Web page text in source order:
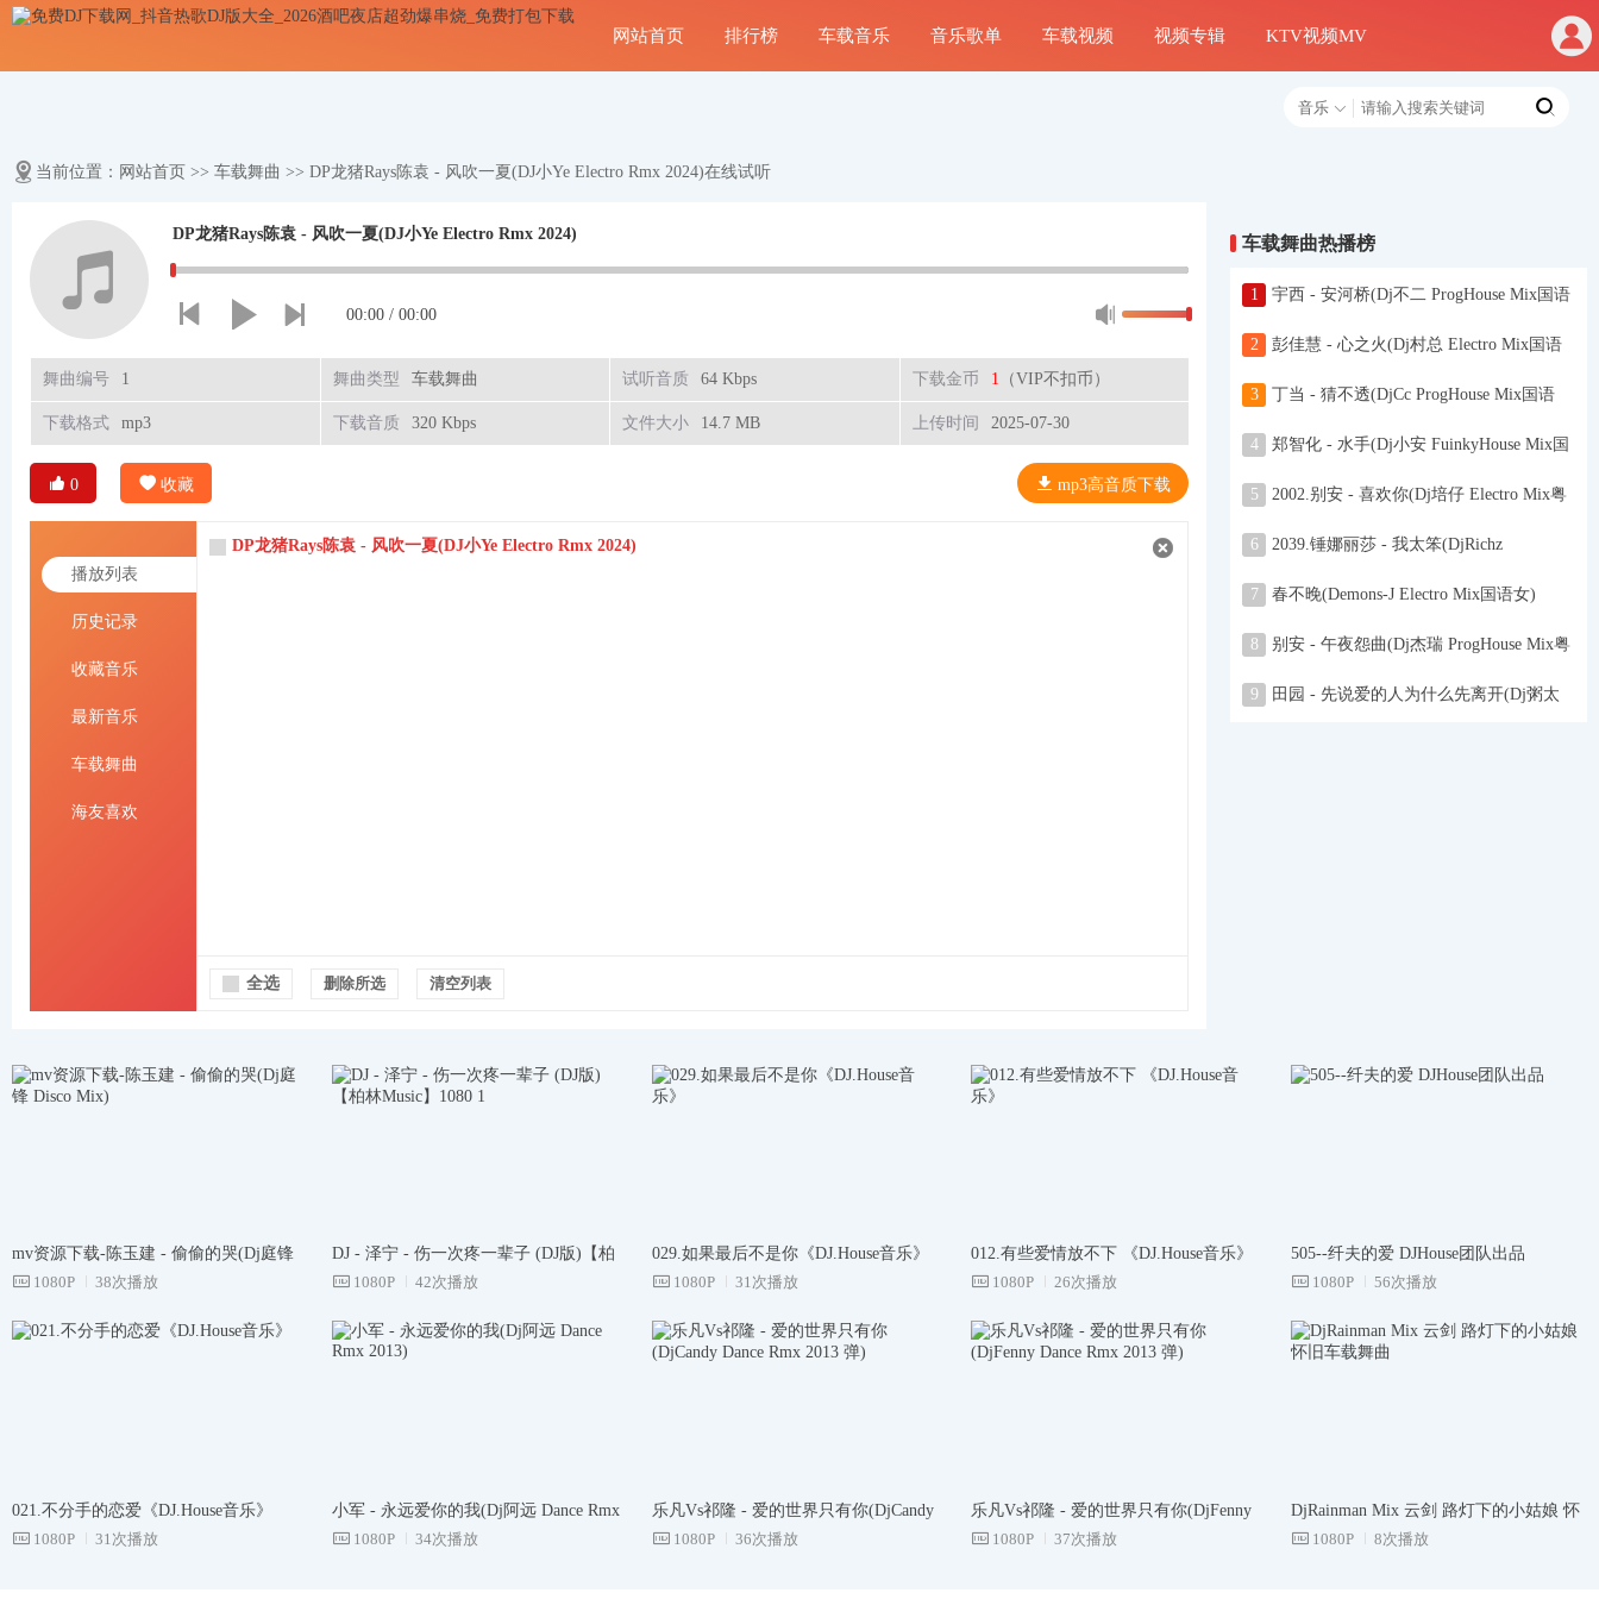
网站首页 排行榜 车载音乐 音乐歌单 车载视频 视频专辑 KTV视频MV
音乐
当前位置： 网站首页 >> 车载舞曲 >> DP龙猪Rays陈袁 - 风吹一夏(DJ小Ye Electro Rmx 2024)在线试听
DP龙猪Rays陈袁 - 风吹一夏(DJ小Ye Electro Rmx 2024)
00:00 / 00:00
舞曲编号 1 舞曲类型 车载舞曲 试听音质 64 Kbps 下载金币 1 （VIP不扣币）
下载格式 mp3 下载音质 320 Kbps 文件大小 14.7 MB 上传时间 2025-07-30
0 收藏 mp3高音质下载
播放列表
历史记录
收藏音乐
最新音乐
车载舞曲
海友喜欢
DP龙猪Rays陈袁 - 风吹一夏(DJ小Ye Electro Rmx 2024)
全选 删除所选 清空列表
车载舞曲热播榜
1
宇西 - 安河桥(Dj不二 ProgHouse Mix国语
2
彭佳慧 - 心之火(Dj村总 Electro Mix国语
3
丁当 - 猜不透(DjCc ProgHouse Mix国语
4
郑智化 - 水手(Dj小安 FuinkyHouse Mix国
5
2002.别安 - 喜欢你(Dj培仔 Electro Mix粤
6
2039.锤娜丽莎 - 我太笨(DjRichz
7
春不晚(Demons-J Electro Mix国语女)
8
别安 - 午夜怨曲(Dj杰瑞 ProgHouse Mix粤
9
田园 - 先说爱的人为什么先离开(Dj粥太
mv资源下载-陈玉建 - 偷偷的哭(Dj庭锋
Disco Mix)
1080P 38次播放
DJ - 泽宁 - 伤一次疼一辈子 (DJ版)【柏
林Music】1080 1
1080P 42次播放
029.如果最后不是你《DJ.House音乐》
1080P
31次播放
012.有些爱情放不下 《DJ.House音乐》
1080P
26次播放
505--纤夫的爱 DJHouse团队出品
1080P
56次播放
021.不分手的恋爱《DJ.House音乐》
1080P
31次播放
小军 - 永远爱你的我(Dj阿远 Dance Rmx
2013)1080P 34次播放
乐凡Vs祁隆 - 爱的世界只有你(DjCandy
Dance Rmx 2013 弹)
1080P 36次播放
乐凡Vs祁隆 - 爱的世界只有你(DjFenny
Dance Rmx 2013 弹)
1080P 37次播放
DjRainman Mix 云剑 路灯下的小姑娘 怀
旧车载舞曲
1080P 8次播放